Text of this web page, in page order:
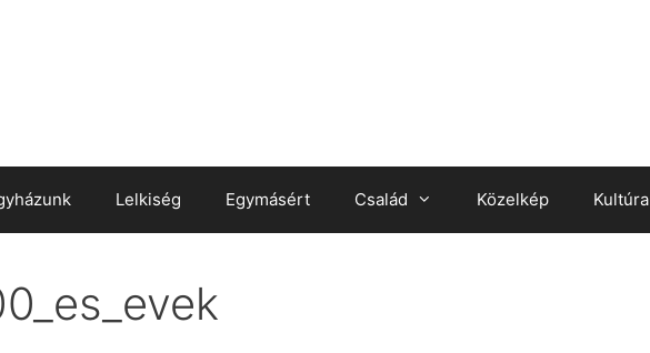
Lelkiség Egymásért Család Közelkép Kultúra